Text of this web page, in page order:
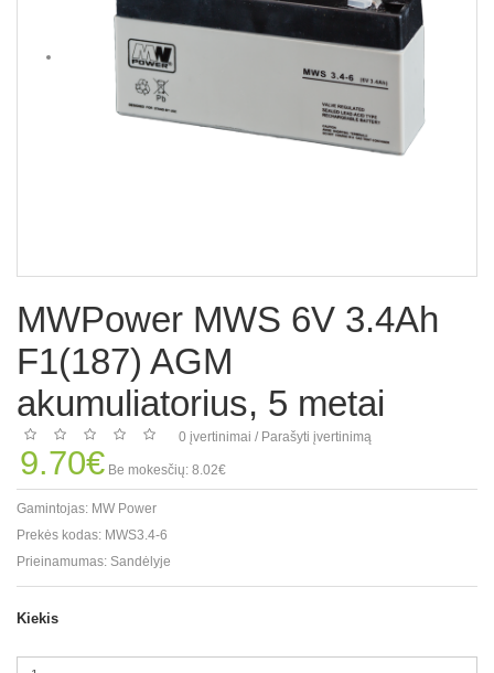
MWPower MWS 6V 3.4Ah
F1(187) AGM
akumuliatorius, 5 metai
0 įvertinimai / Parašyti įvertinimą
9.70€ Be mokesčių: 8.02€
Gamintojas: MW Power
Prekės kodas: MWS3.4-6
Prieinamumas: Sandėlyje
Kiekis